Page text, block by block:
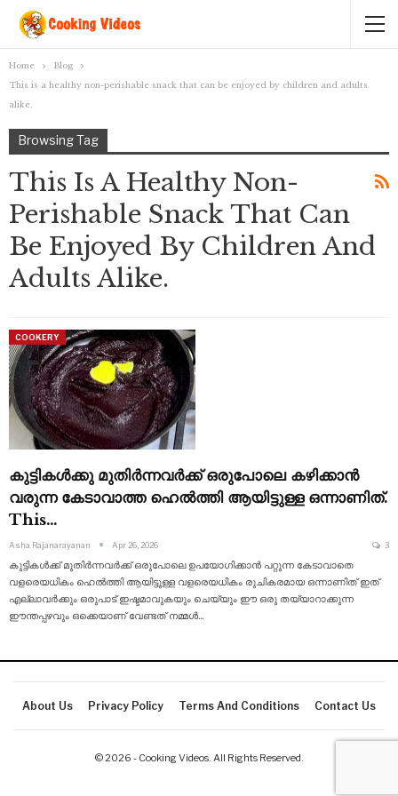
Home
Blog
This is a healthy non-perishable snack that can be enjoyed by children and adults
alike.
Browsing Tag
This Is A Healthy Non-
Perishable Snack That Can
Be Enjoyed By Children And
Adults Alike.
COOKERY
കുട്ടികൾക്കു മുതിർന്നവർക്ക് ഒരുപോലെ കഴിക്കാൻ
വരുന്ന കേടാവാത്ത ഹെൽത്തി ആയിട്ടുള്ള ഒന്നാണിത്.
This…
Asha Rajanarayanan Apr 26, 2026 3
കുട്ടികൾക്ക് മുതിർന്നവർക്ക് ഒരുപോലെ ഉപയോഗിക്കാൻ പറ്റുന്ന കേടാവാതെ
വളരെയധികം ഹെൽത്തി ആയിട്ടുള്ള വളരെയധികം രുചികരമായ ഒന്നാണിത് ഇത്
എല്ലാവർക്കും ഒരുപാട് ഇഷ്ടമാവുകയും ചെയ്യും ഈ ഒരു തയ്യാറാക്കുന്ന
ഈന്തപ്പഴവും ഒക്കെയാണ് വേണ്ടത് നമ്മൾ…
About Us Privacy Policy Terms And Conditions Contact Us
© 2026 - Cooking Videos. All Rights Reserved.